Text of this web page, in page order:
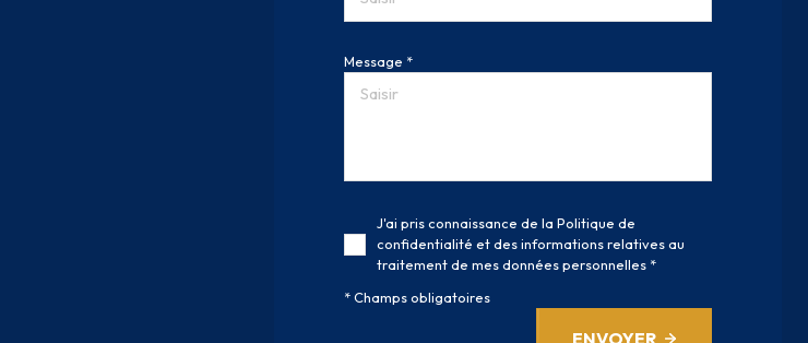
Message *
J'ai pris connaissance de la Politique de
confidentialité et des informations relatives au
traitement de mes données personnelles *
* Champs obligatoires